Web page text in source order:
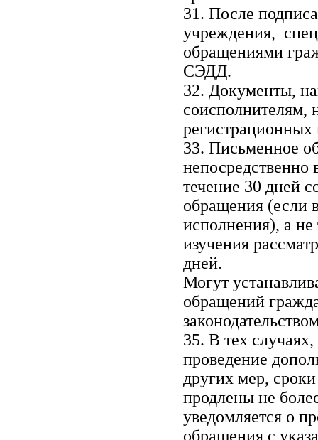
31. После
учреждения,
обращениями
СЭДД.
32. Документы,
соисполнителям,
регистрационных
33. Письменное
непосредственно
течение 30 дней
обращения (если
исполнения), а
изучения
дней.
Могут
обращений
35. В тех
проведение
других мер,
продлены не
уведомляется о
обращения с